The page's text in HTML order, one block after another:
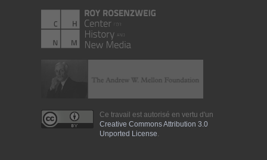
Ce travail est autorisé en vertu d'un
Creative Commons Attribution 3.0
Unported License.